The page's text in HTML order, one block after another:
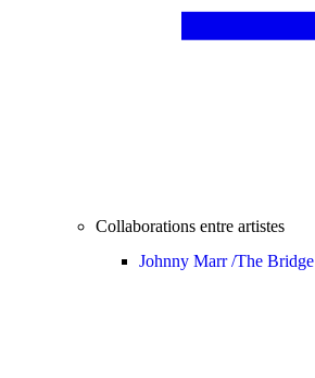
Collaborations entre artistes
Johnny Marr /The Bridge